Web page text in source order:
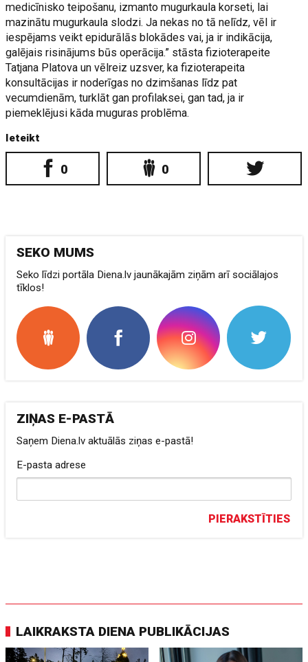
medicīnisko teipošanu, izmanto mugurkaula korseti, lai
mazinātu mugurkaula slodzi. Ja nekas no tā nelīdz, vēl ir
iespējams veikt epidurālās blokādes vai, ja ir indikācija,
galējais risinājums būs operācija.” stāsta fizioterapeite
Tatjana Platova un vēlreiz uzsver, ka fizioterapeita
konsultācijas ir noderīgas no dzimšanas līdz pat
vecumdienām, turklāt gan profilaksei, gan tad, ja ir
piemeklējusi kāda muguras problēma.
Ieteikt
0 0
SEKO MUMS
Seko līdzi portāla Diena.lv jaunākajām ziņām arī sociālajos
tīklos!
ZIŅAS E-PASTĀ
Saņem Diena.lv aktuālās ziņas e-pastā!
E-pasta adrese
PIERAKSTĪTIES
LAIKRAKSTA DIENA PUBLIKĀCIJAS